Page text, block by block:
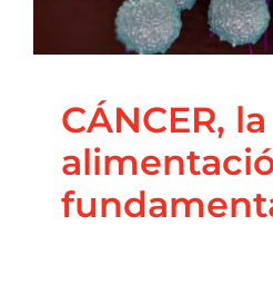
Blog Principal
CÁNCER, la